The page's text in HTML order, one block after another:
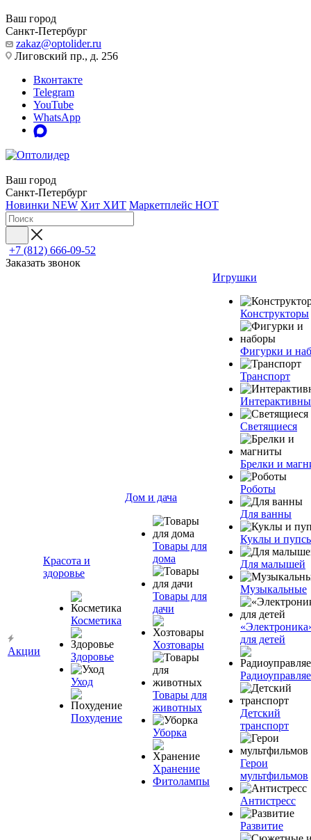
Ваш город
Санкт-Петербург
zakaz@optolider.ru
Лиговский пр., д. 256
Вконтакте
Telegram
YouTube
WhatsApp
Ваш город
Санкт-Петербург
Новинки NEW Хит ХИТ Маркетплейс HOT
+7 (812) 666-09-52
Заказать звонок
Акции
Красота и
здоровье
Косметика
Здоровье
Уход
Похудение
Дом и дача
Товары для
дома
Товары для
дачи
Хозтовары
Товары для
животных
Уборка
Хранение
Фитолампы
Игрушки
Конструкторы
Фигурки и
Транспорт
Светящиеся
Брелки и
Роботы
Для ванны
Куклы и
Для малышей
Музыкальные
для детей
Детский
транспорт
Герои
мультфильмов
Антистресс
Развитие